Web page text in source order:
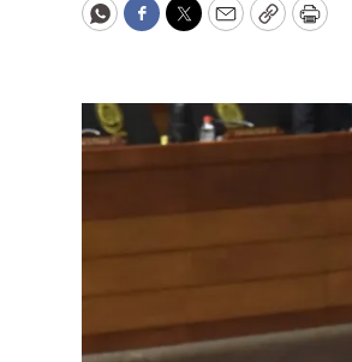
WhatsApp
Facebook
Twitter
EmailCopyPrint